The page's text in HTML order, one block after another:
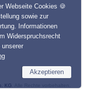
KG
Webseite Cookies 🍪
sowie zur
Informationen
Widerspruchsrecht
Akzeptieren